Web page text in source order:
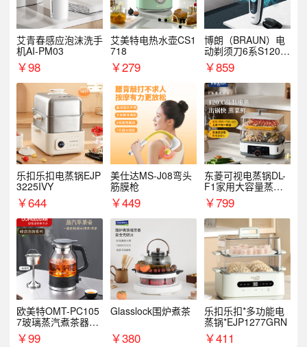
艾青春感应泡沫洗手
机AI-PM03
￥98
艾美特电热水壶CS1
718
￥279
博朗（BRAUN）电
动剃须刀6系S1200
S￥859
乐扣乐扣电蒸锅EJP
3225IVY
￥644
美仕达MS-J08弯头
筋膜枪
￥449
东菱可视电蒸锅DL-
F1家用大容量蒸炖
锅
￥799
欧美特OMT-PC105
7玻璃蒸汽煮茶器黑
茶泡茶具茶壶花茶壶
￥99
Glasslock围炉煮茶
￥380
乐扣乐扣*多功能电
蒸锅*EJP1277GRN
￥411